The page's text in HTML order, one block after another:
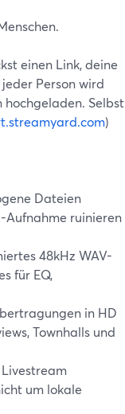
einen Link, deine
Person wird
Selbst
)
Dateien
Aufnahme ruinieren
48kHz WAV-
für EQ,
in HD
Townhalls und
um lokale